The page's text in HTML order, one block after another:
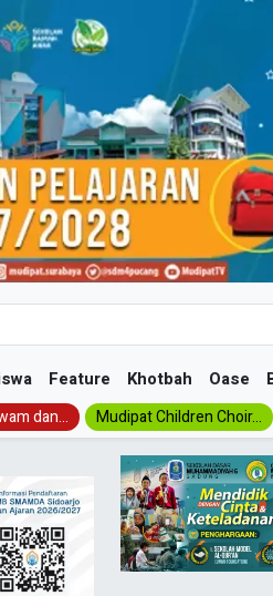
Feature Khotbah Oase
dan... Mudipat Children Choir...